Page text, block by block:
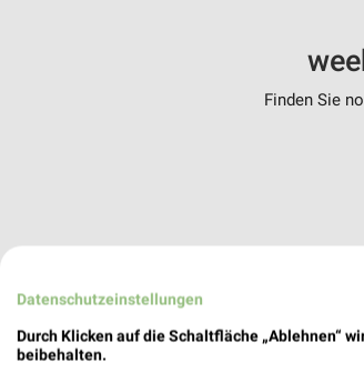
Finden Sie
Datenschutzeinstellungen
Durch Klicken auf die Schaltfläche „Ablehnen“
beibehalten.